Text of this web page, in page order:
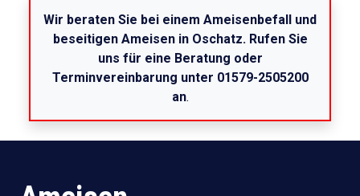
Wir beraten Sie bei einem Ameisenbefall und
beseitigen Ameisen in Oschatz. Rufen Sie
uns für eine Beratung oder
Terminvereinbarung unter 01579-2505200
an.